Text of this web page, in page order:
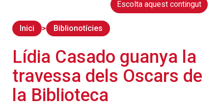
Escolta aquest contingut
Inici Biblionotícies
Lídia Casado guanya la
travessa dels Oscars de
la Biblioteca